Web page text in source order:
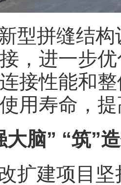
型拼缝结
，进一步
接性能和
用寿命，
大脑” “筑”
扩建项目坚